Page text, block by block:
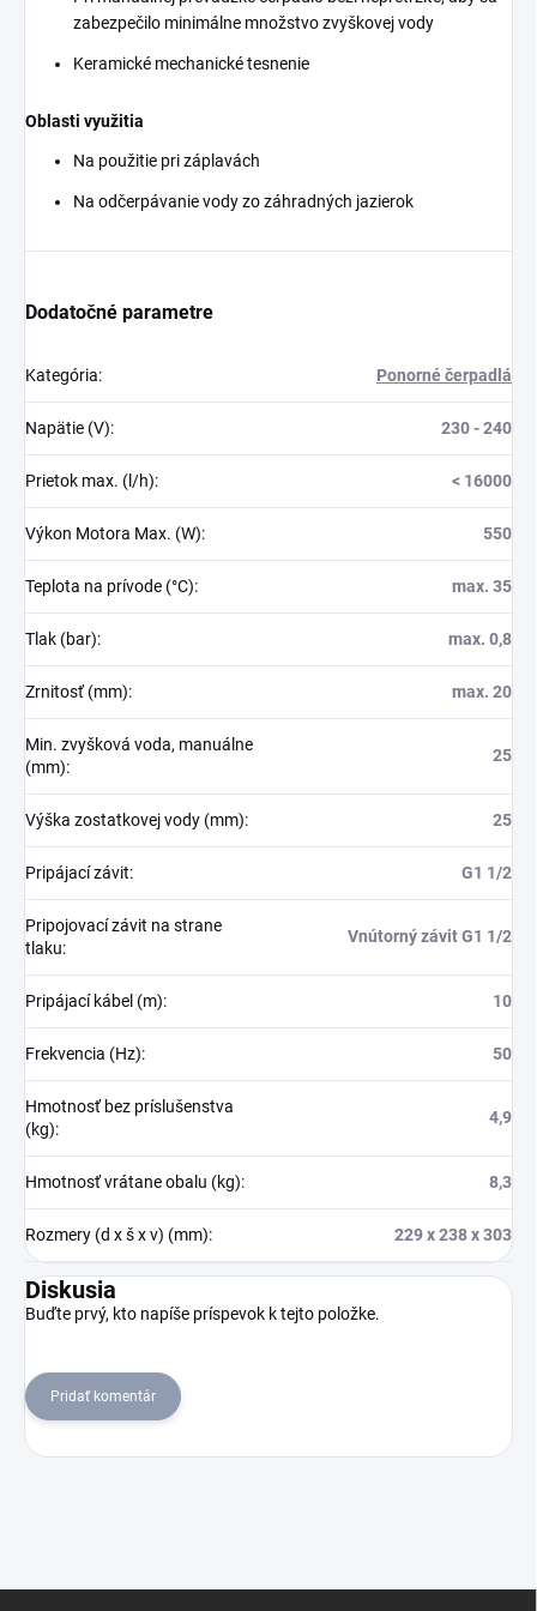
zabezpečilo minimálne množstvo zvyškovej vody
Keramické mechanické tesnenie
Oblasti využitia
Na použitie pri záplavách
Na odčerpávanie vody zo záhradných jazierok
Dodatočné parametre
Kategória: Ponorné čerpadlá
Napätie (V): 230 - 240
Prietok max. (l/h): < 16000
Výkon Motora Max. (W): 550
Teplota na prívode (°C): max. 35
Tlak (bar): max. 0,8
Zrnitosť (mm): max. 20
Min. zvyšková voda, manuálne
(mm):
25
Výška zostatkovej vody (mm): 25
Pripájací závit: G1 1/2
Pripojovací závit na strane
tlaku:
Vnútorný závit G1 1/2
Pripájací kábel (m): 10
Frekvencia (Hz): 50
Hmotnosť bez príslušenstva
(kg):
4,9
Hmotnosť vrátane obalu (kg): 8,3
Rozmery (d x š x v) (mm): 229 x 238 x 303
Diskusia
Buďte prvý, kto napíše príspevok k tejto položke.
Pridať komentár